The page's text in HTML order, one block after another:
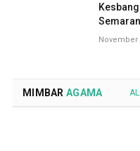
November
MIMBAR AGAMA